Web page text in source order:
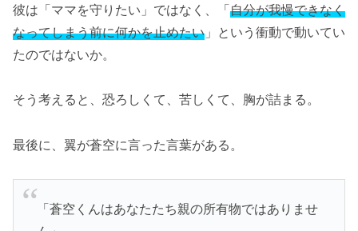
彼は「ママを守りたい」ではなく、「自分が我慢できなく
なってしまう前に何かを止めたい 」という衝動で動いてい
たのではないか。
そう考えると、恐ろしくて、苦しくて、胸が詰まる。
最後に、翼が蒼空に言った言葉がある。
「蒼空くんはあなたたち親の所有物ではありませ